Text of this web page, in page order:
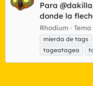
Para
donde la
Rhodium Tema
mierda de tags
tageatagea